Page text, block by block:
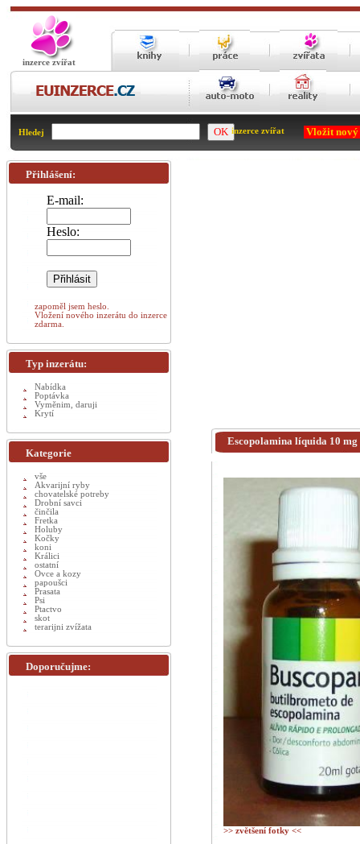
inzerce zvířat
Hledej inzerce zvířat Vložit
Escopolamina líquida 10 mg
>> zvětšení fotky <<
Přihlášení:
E-mail:
Heslo:
zapoměl jsem heslo.
Vložení nového inzerátu do inzerce
zdarma.
Typ inzerátu:
Nabídka
Poptávka
Vyměnim, daruji
Krytí
Kategorie
vše
Akvarijní ryby
chovatelské potreby
Drobní savci
činčila
Fretka
Holuby
Kočky
koni
Králici
ostatní
Ovce a kozy
papoušci
Prasata
Psi
Ptactvo
skot
terarijni zvížata
Doporučujme: